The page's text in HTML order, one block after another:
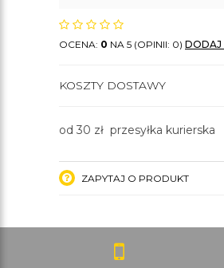
OCENA: 0 NA 5 (OPINII: 0) DODAJ
KOSZTY DOSTAWY
od 30 zł przesyłka kurierska
ZAPYTAJ O PRODUKT